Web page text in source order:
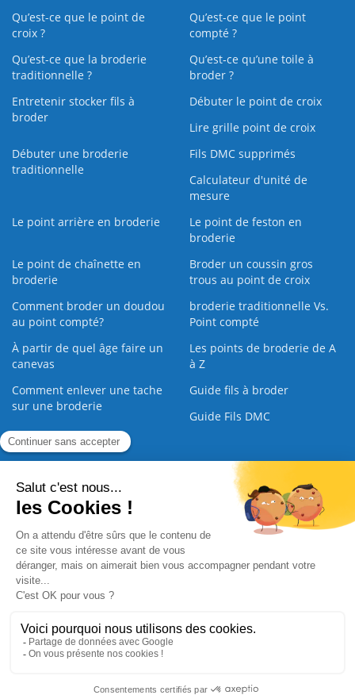
Qu’est-ce que le point de
croix ?
Qu’est-ce que le point
compté ?
Qu’est-ce que la broderie
traditionnelle ?
Qu’est‑ce qu’une toile à
broder ?
Entretenir stocker fils à
broder
Débuter le point de croix
Lire grille point de croix
Débuter une broderie
traditionnelle
Fils DMC supprimés
Calculateur d'unité de
mesure
Le point arrière en broderie
Le point de feston en
broderie
Le point de chaînette en
broderie
Broder un coussin gros
trous au point de croix
Comment broder un doudou
au point compté?
broderie traditionnelle Vs.
Point compté
À partir de quel âge faire un
canevas
Les points de broderie de A
à Z
Comment enlever une tache
sur une broderie
Guide fils à broder
Guide Fils DMC
Guide de la Broderie
Commande Papier Qui sommes nous Nous contacter |
Paiement sécurisé
2008 - 2026 © CreaMagic. ALL Rights Reserved.